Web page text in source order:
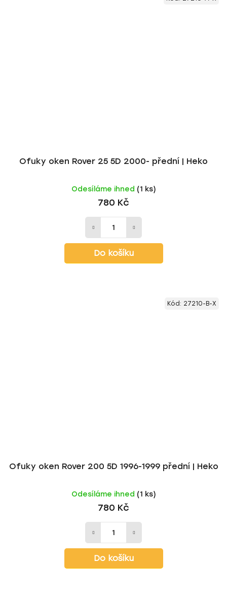
Ofuky oken Rover 25 5D 2000- přední | Heko
Odesíláme ihned (1 ks)
780 Kč
Do košíku
Ofuky oken Rover 200 5D 1996-1999 přední | Heko
Odesíláme ihned (1 ks)
780 Kč
Do košíku
Kód: 27210-B-X